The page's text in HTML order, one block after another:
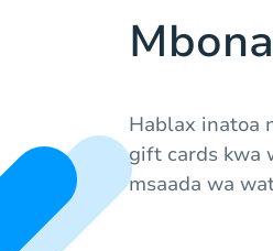
Hablax inatoa
gift cards kwa
msaada wa